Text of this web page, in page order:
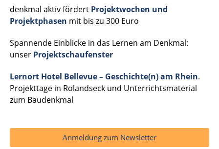
denkmal aktiv fördert Projektwochen und
Projektphasen mit bis zu 300 Euro
Spannende Einblicke in das Lernen am Denkmal:
unser Projektschaufenster
Lernort Hotel Bellevue – Geschichte(n) am Rhein.
Projekttage in Rolandseck und Unterrichtsmaterial
zum Baudenkmal
Anmeldung zum Newsletter